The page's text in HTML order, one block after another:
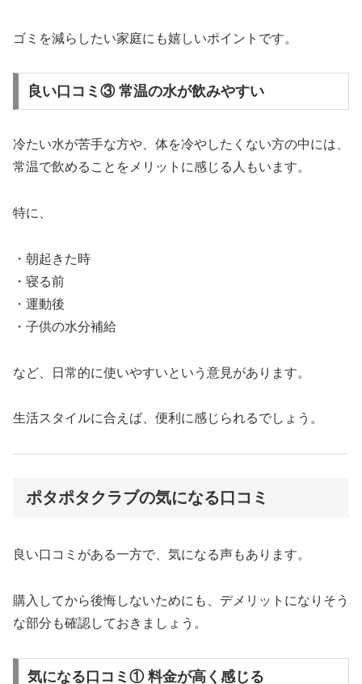
ゴミを減らしたい家庭にも嬉しいポイントです。
良い口コミ③ 常温の水が飲みやすい
冷たい水が苦手な方や、体を冷やしたくない方の中には、
常温で飲めることをメリットに感じる人もいます。
特に、
・朝起きた時
・寝る前
・運動後
・子供の水分補給
など、日常的に使いやすいという意見があります。
生活スタイルに合えば、便利に感じられるでしょう。
ポタポタクラブの気になる口コミ
良い口コミがある一方で、気になる声もあります。
購入してから後悔しないためにも、デメリットになりそう
な部分も確認しておきましょう。
気になる口コミ① 料金が高く感じる